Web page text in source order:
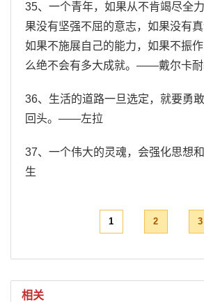
35、一个青年，如果从不肯竭尽全
果没有坚强不屈的意志，如果没有真
如果不施展自己的能力，如果不振
么绝不会有多大成就。——戴尔卡
36、生活的道路一旦选定，就要勇
回头。——左拉
37、一个伟大的灵魂，会强化思想
生
1 2 3
相关